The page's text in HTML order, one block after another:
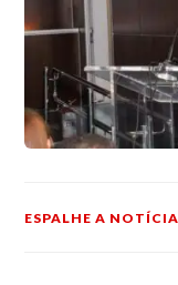
ESPALHE A NOTÍCIA